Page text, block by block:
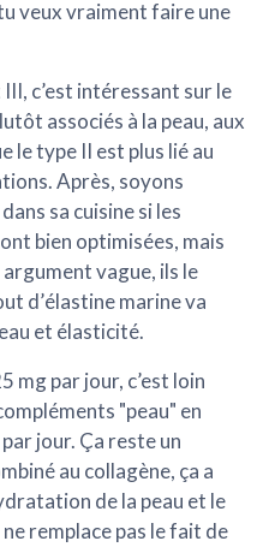
veux vraiment faire une
III, c’est intéressant sur le
associés à la peau, aux
le type II est plus lié au
Après, soyons
sa cuisine si les
bien optimisées, mais
argument vague, ils le
d’élastine marineva
et élasticité.
mg par jour, c’est loin
"peau" en
jour. Ça reste un
au collagène, ça a
de la peau et le
remplace pas le fait de